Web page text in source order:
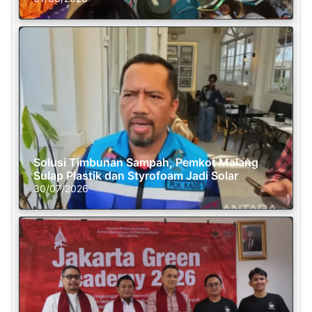
Solusi Timbunan Sampah, Pemkot Malang
Sulap Plastik dan Styrofoam Jadi Solar
30/07/2026